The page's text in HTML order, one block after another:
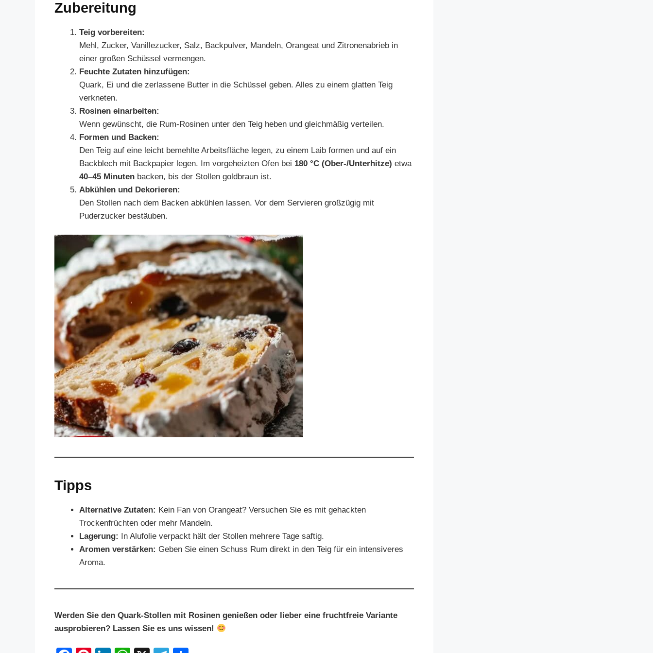
Zubereitung
Teig vorbereiten:
Mehl, Zucker, Vanillezucker, Salz, Backpulver, Mandeln, Orangeat und Zitronenabrieb in
einer großen Schüssel vermengen.
Feuchte Zutaten hinzufügen:
Quark, Ei und die zerlassene Butter in die Schüssel geben. Alles zu einem glatten Teig
verkneten.
Rosinen einarbeiten:
Wenn gewünscht, die Rum-Rosinen unter den Teig heben und gleichmäßig verteilen.
Formen und Backen:
Den Teig auf eine leicht bemehlte Arbeitsfläche legen, zu einem Laib formen und auf ein
Backblech mit Backpapier legen. Im vorgeheizten Ofen bei 180 °C (Ober-/Unterhitze) etwa
40–45 Minuten backen, bis der Stollen goldbraun ist.
Abkühlen und Dekorieren:
Den Stollen nach dem Backen abkühlen lassen. Vor dem Servieren großzügig mit
Puderzucker bestäuben.
Tipps
Alternative Zutaten: Kein Fan von Orangeat? Versuchen Sie es mit gehackten
Trockenfrüchten oder mehr Mandeln.
Lagerung: In Alufolie verpackt hält der Stollen mehrere Tage saftig.
Aromen verstärken: Geben Sie einen Schuss Rum direkt in den Teig für ein intensiveres
Aroma.
Werden Sie den Quark-Stollen mit Rosinen genießen oder lieber eine fruchtfreie Variante
ausprobieren? Lassen Sie es uns wissen!